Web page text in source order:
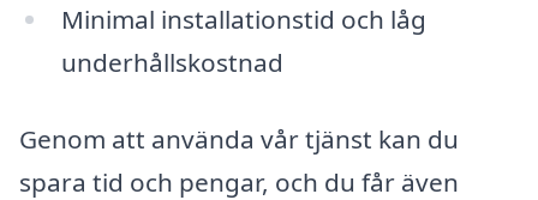
Minimal installationstid och låg
underhållskostnad
Genom att använda vår tjänst kan du
spara tid och pengar, och du får även